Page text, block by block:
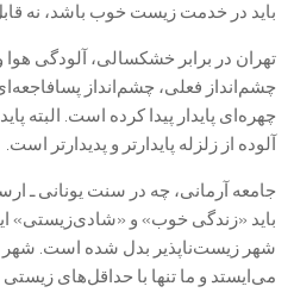
باید در خدمت زیست خوب باشد، نه
تهران در برابر خشکسالی، آلودگی
چشم‌انداز فعلی، چشم‌انداز
چهره‌ای پایدار پیدا کرده است. البته
آلوده از زلزله پایدارتر و پدیدارتر است.
جامعه آرمانی، چه در سنت یونانی ـ
باید «زندگی خوب» و «شادی‌زیستی»
شهر زیست‌ناپذیر بدل شده است. شهر
می‌ایستد و ما تنها با حداقل‌های